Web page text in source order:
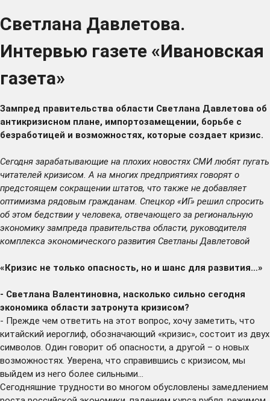
Светлана Давлетова.
Интервью газете «Ивановская
газета»
Зампред правительства области Светлана Давлетова об
антикризисном плане, импортозамещении, борьбе с
безработицей и возможностях, которые создает кризис.
Сегодня зарабатывающие на плохих новостях СМИ любят пугать
читателей кризисом. А на многих предприятиях говорят о
предстоящем сокращении штатов, что также не добавляет
оптимизма рядовым гражданам. Спецкор «ИГ» решил спросить
об этом бедствии у человека, отвечающего за региональную
экономику зампреда правительства области, руководителя
комплекса экономического развития Светланы Давлетовой
«Кризис не только опасность, но и шанс для развития…»
- Светлана Валентиновна, насколько сильно сегодня
экономика области затронута кризисом?
- Прежде чем ответить на этот вопрос, хочу заметить, что
китайский иероглиф, обозначающий «кризис», состоит из двух
символов. Один говорит об опасности, а другой – о новых
возможностях. Уверена, что справившись с кризисом, мы
выйдем из него более сильными…
Сегодняшние трудности во многом обусловлены замедлением